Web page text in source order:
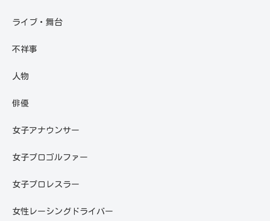
ライブ・舞台
不祥事
人物
俳優
女子アナウンサー
女子プロゴルファー
女子プロレスラー
女性レーシングドライバー